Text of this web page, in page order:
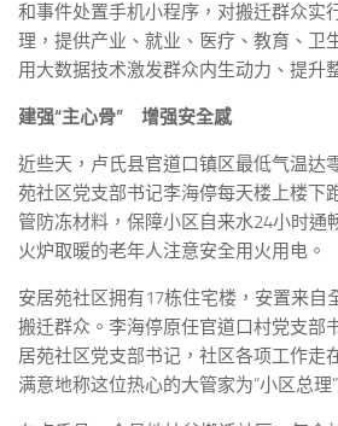
和事件处置手机小程序，对搬迁群众实
理，提供产业、就业、医疗、教育、卫
用大数据技术激发群众内生动力、提升
建强“主心骨” 增强安全感
近些天，卢氏县官道口镇区最低气温达
苑社区党支部书记李海停每天楼上楼下
管防冻材料，保障小区自来水24小时通
火炉取暖的老年人注意安全用火用电。
安居苑社区拥有17栋住宅楼，安置来自
搬迁群众。李海停原任官道口村党支部
居苑社区党支部书记，社区各项工作走
满意地称这位热心的大管家为“小区总理”